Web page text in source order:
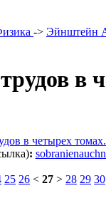
-> Эйнштейн
в
в четырех
:
25 26 < 27 > 28 29 30